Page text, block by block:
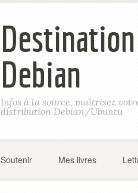
Destination
Debian
Infos à la source, maîtrisez
distribution Debian/Ubuntu
Soutenir Mes livres